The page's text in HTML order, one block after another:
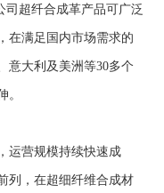
司超纤合成革产品可广泛
在满足国内市场需求的
意大利及美洲等30多个
运营规模持续快速成
列，在超细纤维合成材